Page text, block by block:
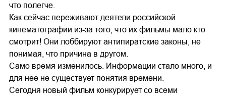
что полегче.
Как сейчас переживают деятели российской
кинематографии из-за того, что их фильмы мало кто
смотрит! Они лоббируют антипиратские законы, не
понимая, что причина в другом.
Само время изменилось. Информации стало много, и
для нее не существует понятия времени.
Сегодня новый фильм конкурирует со всеми